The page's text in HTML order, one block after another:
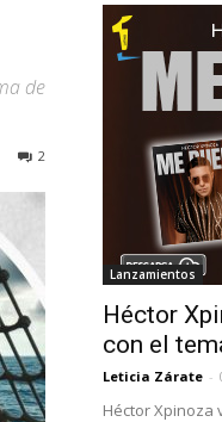
de
2
Lanzamientos
Héctor
con el
Leticia Zárate -
Héctor Xpinoza